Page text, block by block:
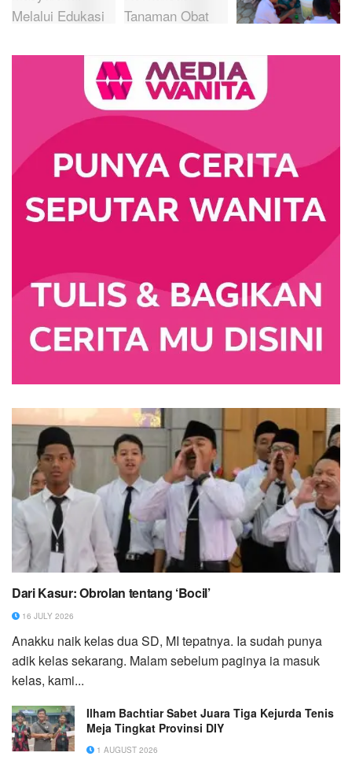
Dari Kasur: Obrolan tentang ‘Bocil’
16 JULY 2026
Anakku naik kelas dua SD, MI tepatnya. Ia sudah punya
adik kelas sekarang. Malam sebelum paginya ia masuk
kelas, kami...
Ilham Bachtiar Sabet Juara Tiga Kejurda Tenis
Meja Tingkat Provinsi DIY
1 AUGUST 2026